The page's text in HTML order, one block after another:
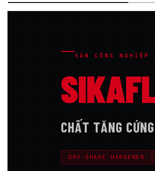
SÀN CÔNG
CHẤT TĂNG
DRY-SHAKE HARDENER